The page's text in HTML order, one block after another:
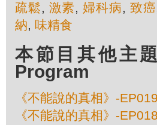
疏鬆, 激素,婦科病, 致癌
納, 味精食
本節目其他主
Program
《不能說的真相》-
《不能說的真相》-